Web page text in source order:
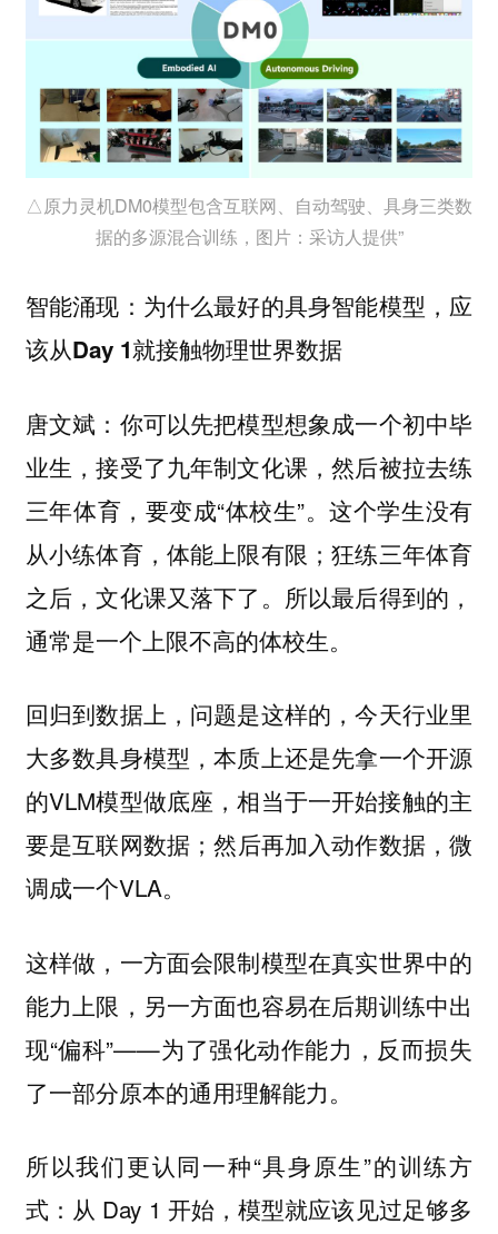
△原力灵机DM0模型包含互联网、自动驾驶、具身三类数
据的多源混合训练，图片：采访人提供”
智能涌现：为什么最好的具身智能模型，应
该从Day 1就接触物理世界数据
唐文斌：你可以先把模型想象成一个初中毕
业生，接受了九年制文化课，然后被拉去练
三年体育，要变成“体校生”。这个学生没有
从小练体育，体能上限有限；狂练三年体育
之后，文化课又落下了。所以最后得到的，
通常是一个上限不高的体校生。
回归到数据上，问题是这样的，今天行业里
大多数具身模型，本质上还是先拿一个开源
的VLM模型做底座，相当于一开始接触的主
要是互联网数据；然后再加入动作数据，微
调成一个VLA。
这样做，一方面会限制模型在真实世界中的
能力上限，另一方面也容易在后期训练中出
现“偏科”——为了强化动作能力，反而损失
了一部分原本的通用理解能力。
所以我们更认同一种“具身原生”的训练方
式：从 Day 1 开始，模型就应该见过足够多